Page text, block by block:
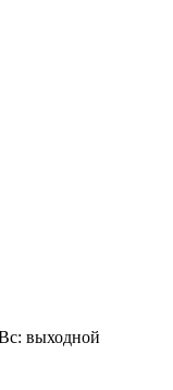
выходной